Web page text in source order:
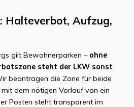
Halteverbot, Aufzug,
gilt Bewohnerparken – ohne
steht der LKW sonst
beantragen die Zone für beide
dem nötigen Vorlauf von ein
Posten steht transparent im